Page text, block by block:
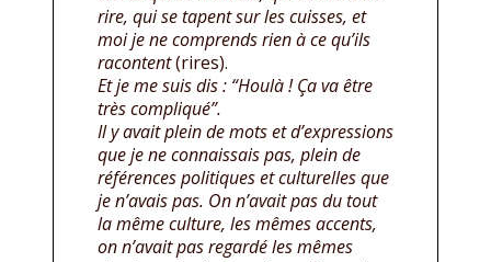
rire, qui se tapent sur les cuisses, et
moi je ne comprends rien à ce qu’ils
racontent(rires).
Et je me suis dis : “Houlà ! Ça va être
très compliqué”.
Il y avait plein de mots et d’expressions
que je ne connaissais pas, plein de
références politiques et culturelles que
je n’avais pas. On n’avait pas du tout
la même culture, les mêmes accents,
on n’avait pas regardé les mêmes